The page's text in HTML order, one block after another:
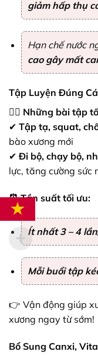
giảm hấp thụ
Hạn chế nước
cao gây mất
Tập Luyện Đúng
🏋️‍♀️ Những bài tập
✔ Tập tạ, squat,
bào xương mới
✔Đi bộ, chạy bộ,
lực, tăng cường sức
⏰ Tần suất tối ưu:
Ít nhất 3 – 4
Mỗi buổi tập
👉 Vận động giúp
xương ngay từ sớm!
Bổ Sung Canxi,